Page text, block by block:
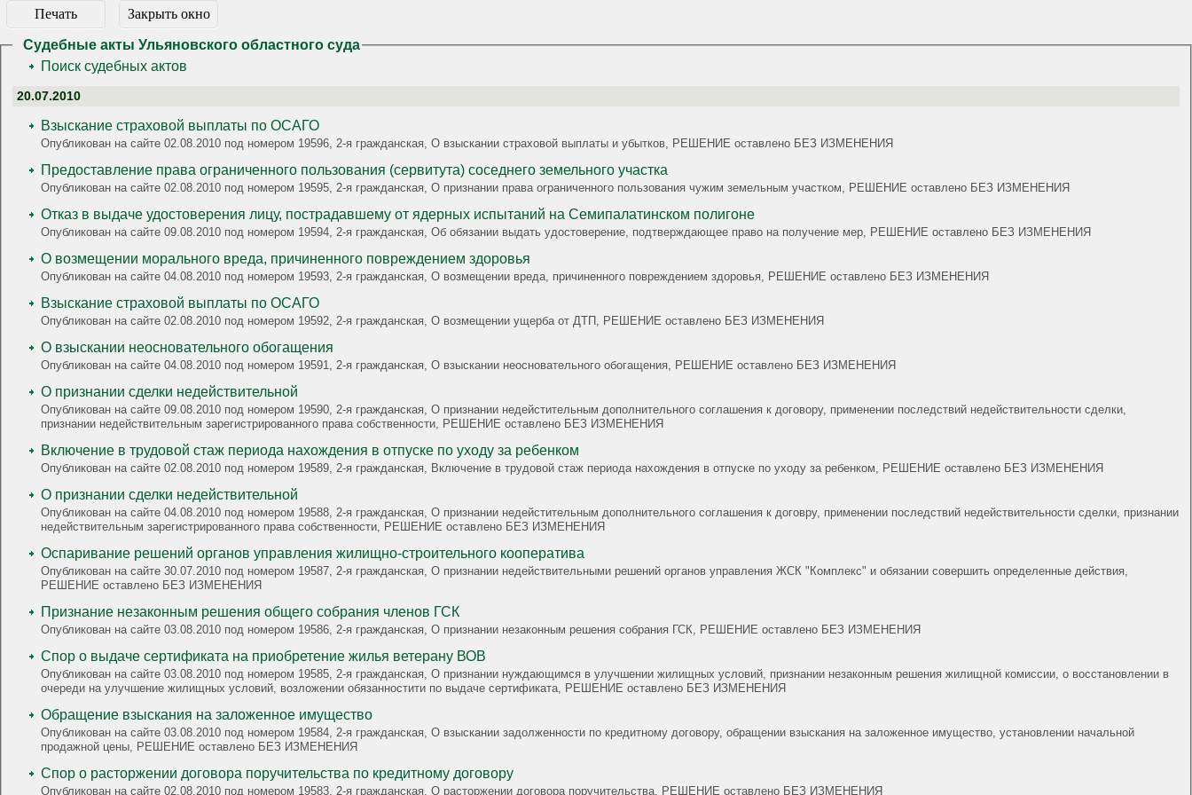
Печать Закрыть окно
Судебные акты Ульяновского областного суда
Поиск судебных актов
20.07.2010
Взыскание страховой выплаты по ОСАГО
Опубликован на сайте 02.08.2010 под номером 19596, 2-я гражданская, О взыскании страховой выплаты и убытков, РЕШЕНИЕ оставлено БЕЗ ИЗМЕНЕНИЯ
Предоставление права ограниченного пользования (сервитута) соседнего земельного участка
Опубликован на сайте 02.08.2010 под номером 19595, 2-я гражданская, О признании права ограниченного пользования чужим земельным участком, РЕШЕНИЕ оставлено БЕЗ ИЗМЕНЕНИЯ
Отказ в выдаче удостоверения лицу, пострадавшему от ядерных испытаний на Семипалатинском полигоне
Опубликован на сайте 09.08.2010 под номером 19594, 2-я гражданская, Об обязании выдать удостоверение, подтверждающее право на получение мер, РЕШЕНИЕ оставлено БЕЗ ИЗМЕНЕНИЯ
О возмещении морального вреда, причиненного повреждением здоровья
Опубликован на сайте 04.08.2010 под номером 19593, 2-я гражданская, О возмещении вреда, причиненного повреждением здоровья, РЕШЕНИЕ оставлено БЕЗ ИЗМЕНЕНИЯ
Взыскание страховой выплаты по ОСАГО
Опубликован на сайте 02.08.2010 под номером 19592, 2-я гражданская, О возмещении ущерба от ДТП, РЕШЕНИЕ оставлено БЕЗ ИЗМЕНЕНИЯ
О взыскании неосновательного обогащения
Опубликован на сайте 04.08.2010 под номером 19591, 2-я гражданская, О взыскании неосновательного обогащения, РЕШЕНИЕ оставлено БЕЗ ИЗМЕНЕНИЯ
О признании сделки недействительной
Опубликован на сайте 09.08.2010 под номером 19590, 2-я гражданская, О признании недейстительным дополнительного соглашения к договору, применении последствий недействительности сделки,
признании недействительным зарегистрированного права собственности, РЕШЕНИЕ оставлено БЕЗ ИЗМЕНЕНИЯ
Включение в трудовой стаж периода нахождения в отпуске по уходу за ребенком
Опубликован на сайте 02.08.2010 под номером 19589, 2-я гражданская, Включение в трудовой стаж периода нахождения в отпуске по уходу за ребенком, РЕШЕНИЕ оставлено БЕЗ ИЗМЕНЕНИЯ
О признании сделки недействительной
Опубликован на сайте 04.08.2010 под номером 19588, 2-я гражданская, О признании недейстительным дополнительного соглашения к договру, применении последствий недействительности сделки, признании
недействительным зарегистрированного права собственности, РЕШЕНИЕ оставлено БЕЗ ИЗМЕНЕНИЯ
Оспаривание решений органов управления жилищно-строительного кооператива
Опубликован на сайте 30.07.2010 под номером 19587, 2-я гражданская, О признании недействительными решений органов управления ЖСК "Комплекс" и обязании совершить определенные действия,
РЕШЕНИЕ оставлено БЕЗ ИЗМЕНЕНИЯ
Признание незаконным решения общего собрания членов ГСК
Опубликован на сайте 03.08.2010 под номером 19586, 2-я гражданская, О признании незаконным решения собрания ГСК, РЕШЕНИЕ оставлено БЕЗ ИЗМЕНЕНИЯ
Спор о выдаче сертификата на приобретение жилья ветерану ВОВ
Опубликован на сайте 03.08.2010 под номером 19585, 2-я гражданская, О признании нуждающимся в улучшении жилищных условий, признании незаконным решения жилищной комиссии, о восстановлении в
очереди на улучшение жилищных условий, возложении обязанностити по выдаче сертификата, РЕШЕНИЕ оставлено БЕЗ ИЗМЕНЕНИЯ
Обращение взыскания на заложенное имущество
Опубликован на сайте 03.08.2010 под номером 19584, 2-я гражданская, О взыскании задолженности по кредитному договору, обращении взыскания на заложенное имущество, установлении начальной
продажной цены, РЕШЕНИЕ оставлено БЕЗ ИЗМЕНЕНИЯ
Спор о расторжении договора поручительства по кредитному договору
Опубликован на сайте 02.08.2010 под номером 19583, 2-я гражданская, О расторжении договора поручительства, РЕШЕНИЕ оставлено БЕЗ ИЗМЕНЕНИЯ